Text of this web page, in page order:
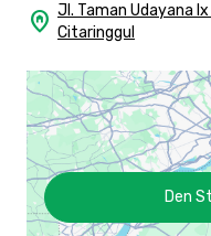
home_pin Jl. Taman Udayana
Citaringgul
Den